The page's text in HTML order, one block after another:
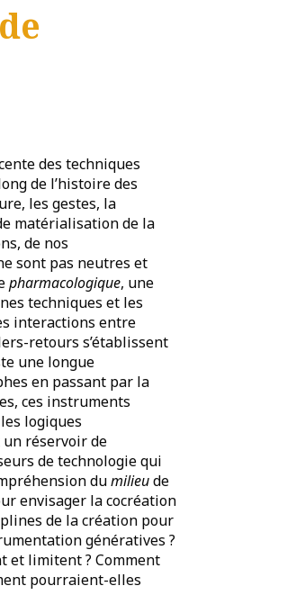
des techniques
de l’histoire des
les gestes, la
matérialisation de la
de nos
sont pas neutres et
pharmacologique, une
techniques et les
interactions entre
retours s’établissent
une longue
en passant par la
ces instruments
logiques
réservoir de
de technologie qui
dumilieude
envisager la cocréation
de la création pour
génératives ?
et limitent ? Comment
pourraient-elles